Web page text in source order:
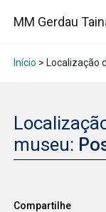
MM Gerdau
Início > Localização
museu:
Compartilhe